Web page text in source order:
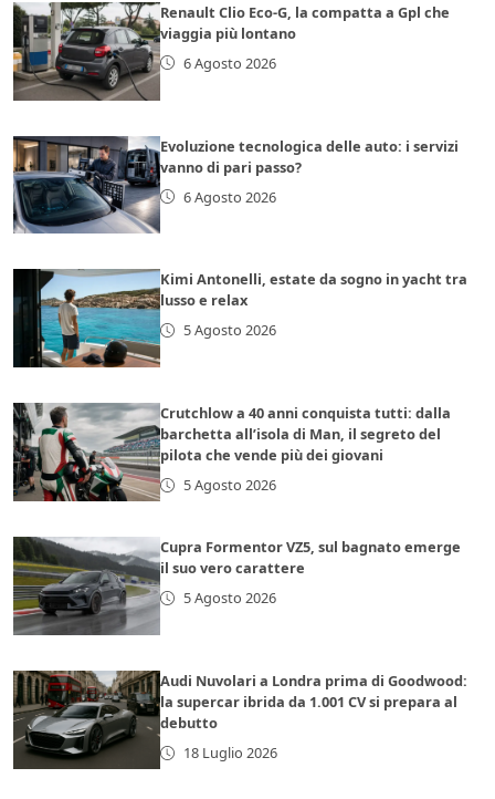
Renault Clio Eco-G, la compatta a Gpl che
viaggia più lontano
6 Agosto 2026
Evoluzione tecnologica delle auto: i servizi
vanno di pari passo?
6 Agosto 2026
Kimi Antonelli, estate da sogno in yacht tra
lusso e relax
5 Agosto 2026
Crutchlow a 40 anni conquista tutti: dalla
barchetta all’isola di Man, il segreto del
pilota che vende più dei giovani
5 Agosto 2026
Cupra Formentor VZ5, sul bagnato emerge
il suo vero carattere
5 Agosto 2026
Audi Nuvolari a Londra prima di Goodwood:
la supercar ibrida da 1.001 CV si prepara al
debutto
18 Luglio 2026